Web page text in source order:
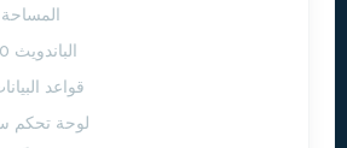
المساحة 32 جيجا بايت
الباندويث 400 جيجا بايت
قواعد
لوحة تحكم